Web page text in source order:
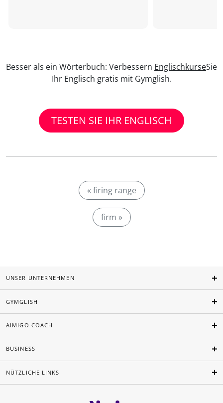
Besser als ein Wörterbuch: Verbessern EnglischkurseSie
Ihr Englisch gratis mit Gymglish.
TESTEN SIE IHR ENGLISCH
« firing range
firm »
UNSER UNTERNEHMEN
GYMGLISH
AIMIGO COACH
BUSINESS
NÜTZLICHE LINKS